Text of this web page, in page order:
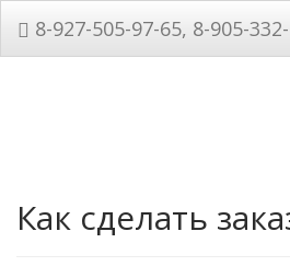
8-927-505-97-65, 8-905-
Как сделать